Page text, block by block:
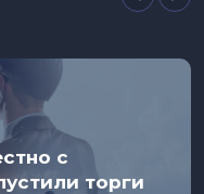
с
торги